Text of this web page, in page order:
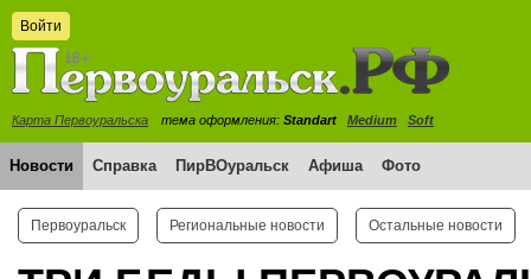
Войти
Карта Первоуральска тема оформления: Standart Medium Soft
Новости Справка ПирВОуральск Афиша Фото
Первоуральск Региональные новости Остальные новости